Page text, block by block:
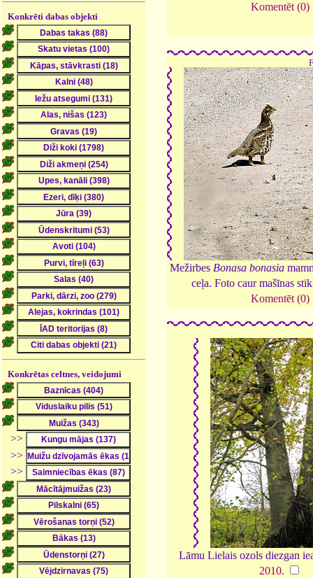
Konkrēti dabas objekti
Konkrētas celtnes, veidojumi
>>
>>
>>
Komentēt (0)
Mežirbes Bonasa bonasia
ceļa. Foto caur mašīnas
Komentēt (0)
Lāmu Lielais ozols diezgan
2010.